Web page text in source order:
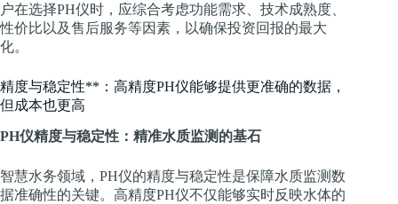
户在选择PH仪时，应综合考虑功能需求、技术成熟度、
性价比以及售后服务等因素，以确保投资回报的最大
化。
精度与稳定性**：高精度PH仪能够提供更准确的数据，
但成本也更高
PH仪精度与稳定性：精准水质监测的基石
智慧水务领域，PH仪的精度与稳定性是保障水质监测数
据准确性的关键。高精度PH仪不仅能够实时反映水体的